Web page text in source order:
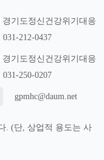
기도정신건강위기대응
212-0437
기도정신건강위기대응
250-0207
gpmhc@daum.net
. (단, 상업적 용도는 사